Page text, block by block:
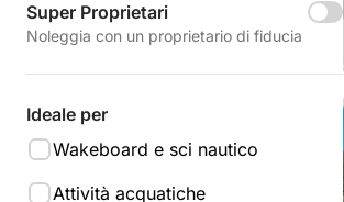
Super Proprietari
Noleggia con un proprietario di fiducia
Ideale per
Wakeboard e sci nautico
Attività acquatiche